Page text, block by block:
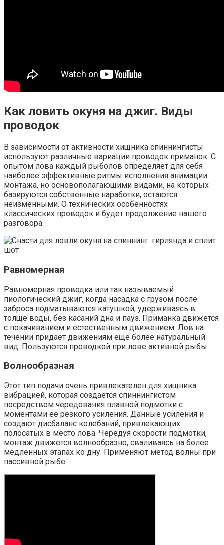
Как ловить окуня на джиг. Виды
проводок
В зависимости от активности хищника спиннингисты
используют различные вариации проводок приманок. С
опытом лова каждый рыболов определяет для себя
наиболее эффективные ритмы исполнения анимации
монтажа, но основополагающими видами, на которых
базируются собственные наработки, остаются
неизменными. О технических особенностях
классических проводок и будет продолжение нашего
разговора.
Равномерная
Равномерная проводка или так называемый
пиологический джиг, когда насадка с грузом после
заброса подматываются катушкой, удерживаясь в
толще воды, без касаний дна и пауз. Приманка движется
с покачиванием и естественным движением. Лов на
течении придаёт движениям ещё более натуральный
вид. Пользуются проводкой при лове активной рыбы.
Волнообразная
Этот тип подачи очень привлекателен для хищника
вибрацией, которая создаётся спиннингистом
посредством чередования плавной подмотки с
моментами её резкого усиления. Данные усиления и
создают дисбаланс колебаний, привлекающих
полосатых в место лова. Чередуя скорости подмотки,
монтаж движется волнообразно, сваливаясь на более
медленных этапах ко дну. Применяют метод волны при
пассивной рыбе.